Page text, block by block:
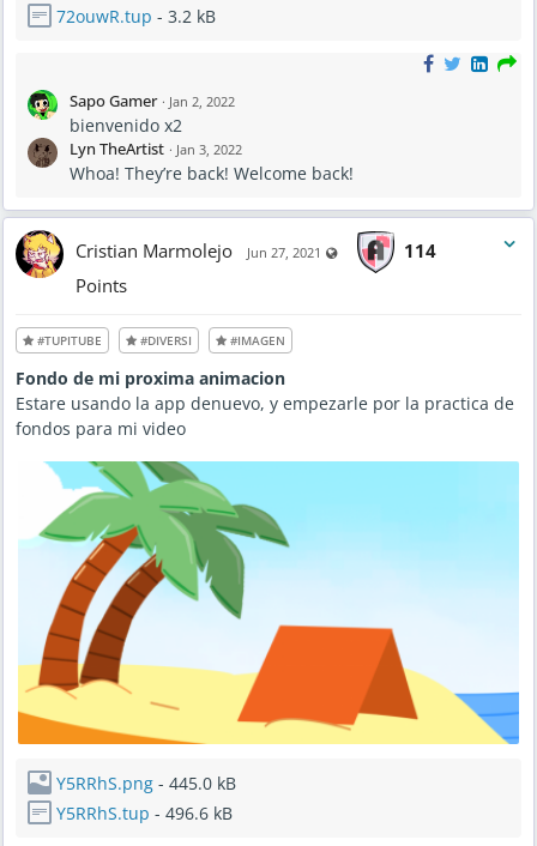
72ouwR.tup - 3.2 kB
Sapo Gamer · Jan 2, 2022
bienvenido x2
Lyn TheArtist · Jan 3, 2022
Whoa! They’re back! Welcome back!
Cristian Marmolejo Jun 27, 2021 Visible also to unregistered
114
Points
#TUPITUBE #DIVERSI #IMAGEN
Fondo de mi proxima animacion
Estare usando la app denuevo, y empezarle por la practica de
fondos para mi video
Y5RRhS.png - 445.0 kB
Y5RRhS.tup - 496.6 kB